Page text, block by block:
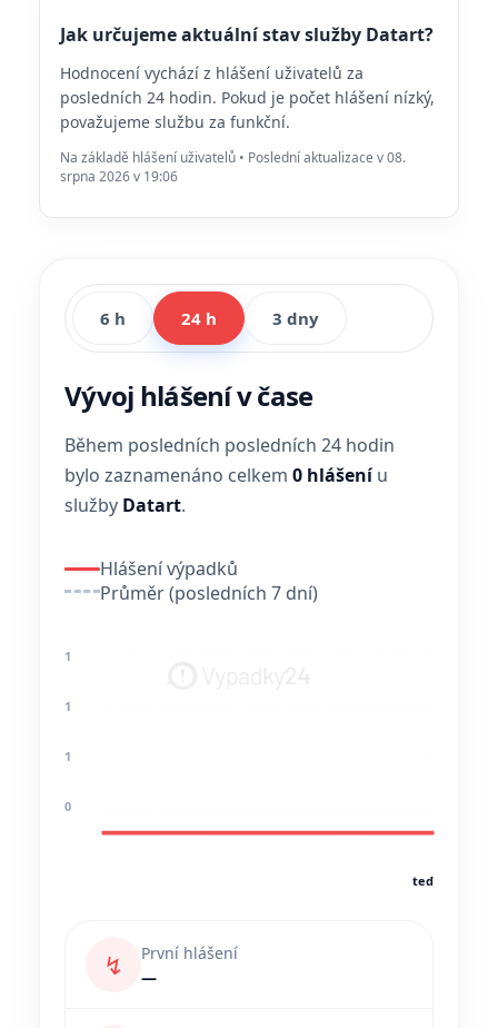
Jak určujeme aktuální stav služby Datart?
Hodnocení vychází z hlášení uživatelů za
posledních 24 hodin. Pokud je počet hlášení nízký,
považujeme službu za funkční.
Na základě hlášení uživatelů • Poslední aktualizace v 08.
srpna 2026 v 19:06
6 h 24 h 3 dny
Vývoj hlášení v čase
Během posledních posledních 24 hodin
bylo zaznamenáno celkem 0 hlášeníu
služby Datart.
Hlášení výpadků
Průměr (posledních 7 dní)
1
1
1
0
teď
↯
První hlášení
—